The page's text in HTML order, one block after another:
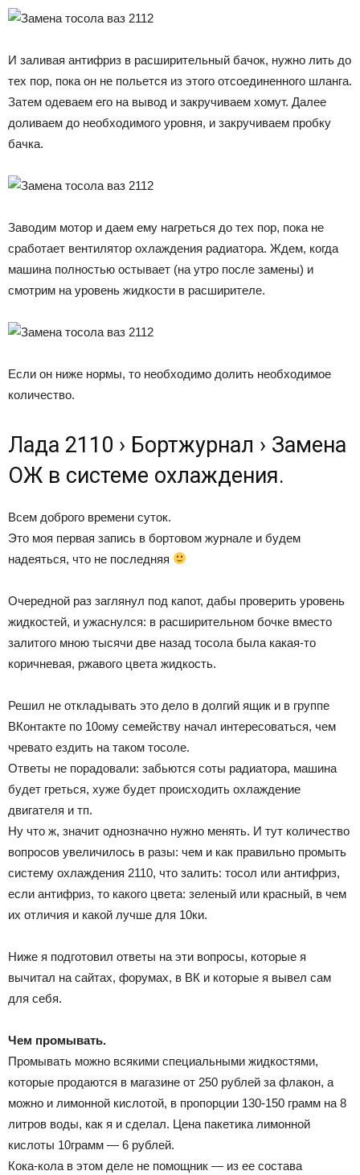
И заливая антифриз в расширительный бачок, нужно лить до
тех пор, пока он не польется из этого отсоединенного шланга.
Затем одеваем его на вывод и закручиваем хомут. Далее
доливаем до необходимого уровня, и закручиваем пробку
бачка.
Заводим мотор и даем ему нагреться до тех пор, пока не
сработает вентилятор охлаждения радиатора. Ждем, когда
машина полностью остывает (на утро после замены) и
смотрим на уровень жидкости в расширителе.
Если он ниже нормы, то необходимо долить необходимое
количество.
Лада 2110 › Бортжурнал › Замена
ОЖ в системе охлаждения.
Всем доброго времени суток.
Это моя первая запись в бортовом журнале и будем
надеяться, что не последняя
Очередной раз заглянул под капот, дабы проверить уровень
жидкостей, и ужаснулся: в расширительном бочке вместо
залитого мною тысячи две назад тосола была какая-то
коричневая, ржавого цвета жидкость.
Решил не откладывать это дело в долгий ящик и в группе
ВКонтакте по 10ому семейству начал интересоваться, чем
чревато ездить на таком тосоле.
Ответы не порадовали: забьются соты радиатора, машина
будет греться, хуже будет происходить охлаждение
двигателя и тп.
Ну что ж, значит однозначно нужно менять. И тут количество
вопросов увеличилось в разы: чем и как правильно промыть
систему охлаждения 2110, что залить: тосол или антифриз,
если антифриз, то какого цвета: зеленый или красный, в чем
их отличия и какой лучше для 10ки.
Ниже я подготовил ответы на эти вопросы, которые я
вычитал на сайтах, форумах, в ВК и которые я вывел сам
для себя.
Чем промывать.
Промывать можно всякими специальными жидкостями,
которые продаются в магазине от 250 рублей за флакон, а
можно и лимонной кислотой, в пропорции 130-150 грамм на 8
литров воды, как я и сделал. Цена пакетика лимонной
кислоты 10грамм — 6 рублей.
Кока-кола в этом деле не помощник — из ее состава